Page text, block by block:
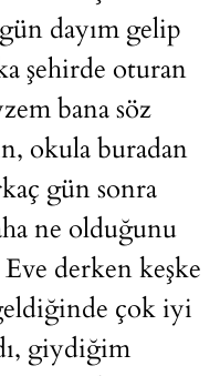
dayım gelip
şehirde oturan
bana söz
okula buradan
gün sonra
ne olduğunu
derken keşke
çok iyi
giydiğim